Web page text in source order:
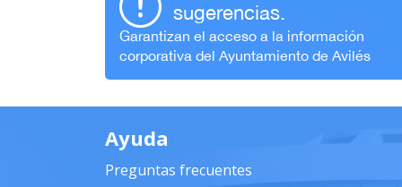
sugerencias.
Garantizan el acceso a la información
corporativa del Ayuntamiento de Avilés
Ayuda
Preguntas frecuentes